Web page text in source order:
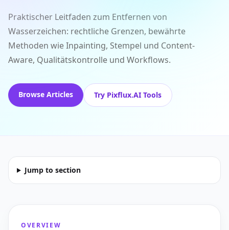
Praktischer Leitfaden zum Entfernen von
Wasserzeichen: rechtliche Grenzen, bewährte
Methoden wie Inpainting, Stempel und Content-
Aware, Qualitätskontrolle und Workflows.
Browse Articles Try Pixflux.AI Tools
Jump to section
OVERVIEW